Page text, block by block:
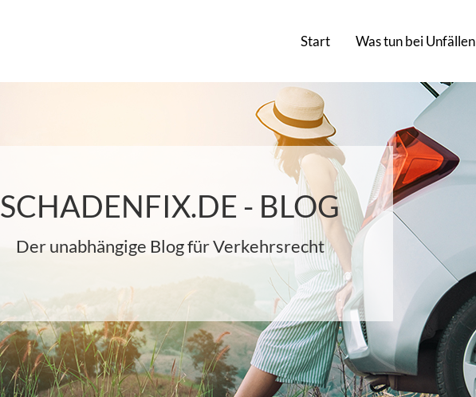
Start Was tun bei Unfällen
SCHADENFIX.DE - BLOG
Der unabhängige Blog für Verkehrsrecht